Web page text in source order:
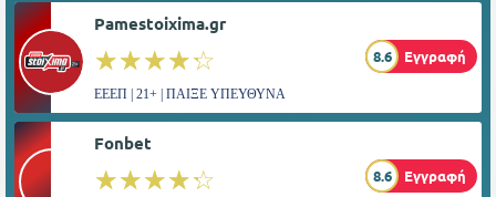
Pamestoixima.gr
☆☆☆☆☆
★★★★★ 8.6 Εγγραφή
ΕΕΕΠ | 21+ | ΠΑΙΞΕ ΥΠΕΥΘΥΝΑ
Fonbet
☆☆☆☆☆
★★★★★ 8.6 Εγγραφή